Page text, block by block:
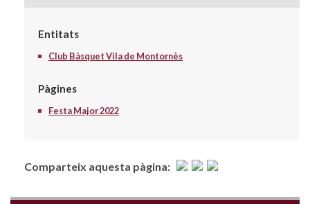
Entitats
Club Bàsquet Vila de Montornès
Pàgines
Festa Major 2022
Comparteix aquesta pàgina: